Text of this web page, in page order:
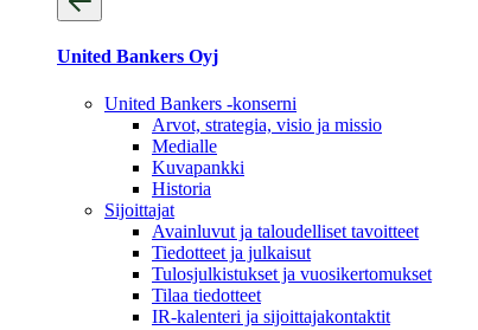
United Bankers Oyj
United Bankers -konserni
Arvot, strategia, visio ja missio
Medialle
Kuvapankki
Historia
Sijoittajat
Avainluvut ja taloudelliset tavoitteet
Tiedotteet ja julkaisut
Tulosjulkistukset ja vuosikertomukset
Tilaa tiedotteet
IR-kalenteri ja sijoittajakontaktit